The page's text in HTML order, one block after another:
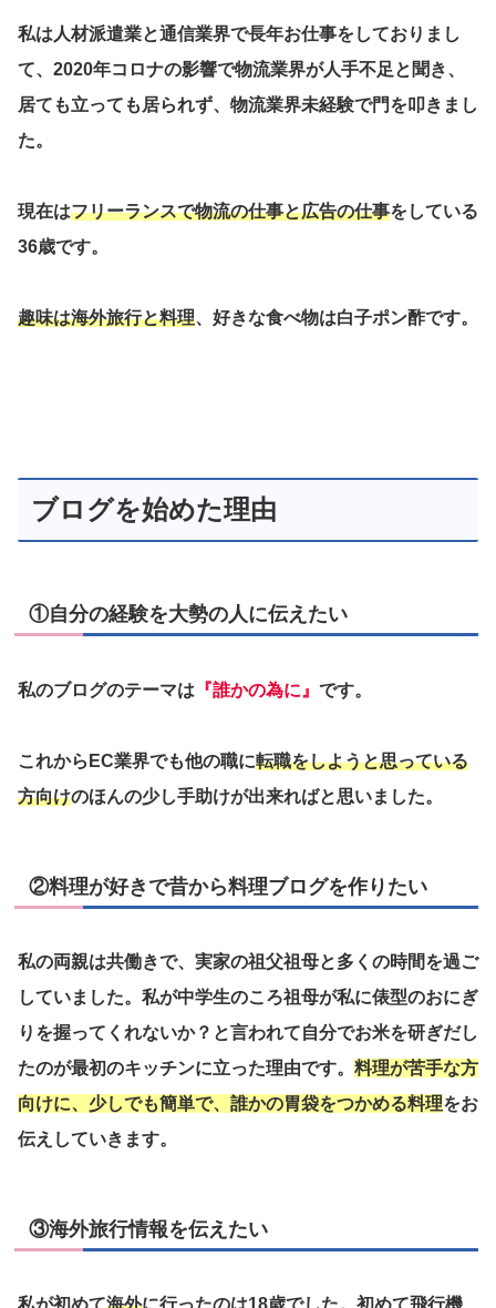
私は人材派遣業と通信業界で長年お仕事をしておりまし
て、2020年コロナの影響で物流業界が人手不足と聞き、
居ても立っても居られず、物流業界未経験で門を叩きまし
た。
現在はフリーランスで物流の仕事と広告の仕事をしている
36歳です。
趣味は海外旅行と料理、好きな食べ物は白子ポン酢です。
ブログを始めた理由
①自分の経験を大勢の人に伝えたい
私のブログのテーマは 『誰かの為に』 です。
これからEC業界でも他の職に転職をしようと思っている
方向けのほんの少し手助けが出来ればと思いました。
②料理が好きで昔から料理ブログを作りたい
私の両親は共働きで、実家の祖父祖母と多くの時間を過ご
していました。私が中学生のころ祖母が私に俵型のおにぎ
りを握ってくれないか？と言われて自分でお米を研ぎだし
たのが最初のキッチンに立った理由です。 料理が苦手な方
向けに、少しでも簡単で、誰かの胃袋をつかめる料理をお
伝えしていきます。
③海外旅行情報を伝えたい